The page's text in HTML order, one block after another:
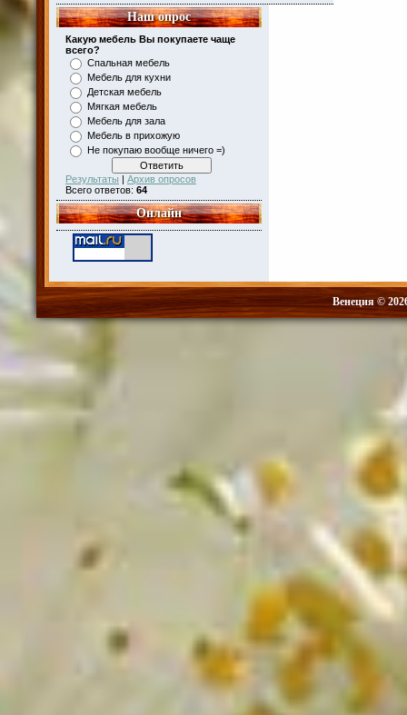
Наш опрос
Какую мебель Вы покупаете чаще
всего?
Спальная мебель
Мебель для кухни
Детская мебель
Мягкая мебель
Мебель для зала
Мебель в прихожую
Не покупаю вообще ничего =)
Результаты | Архив опросов
Всего ответов: 64
Онлайн
Венеция ©